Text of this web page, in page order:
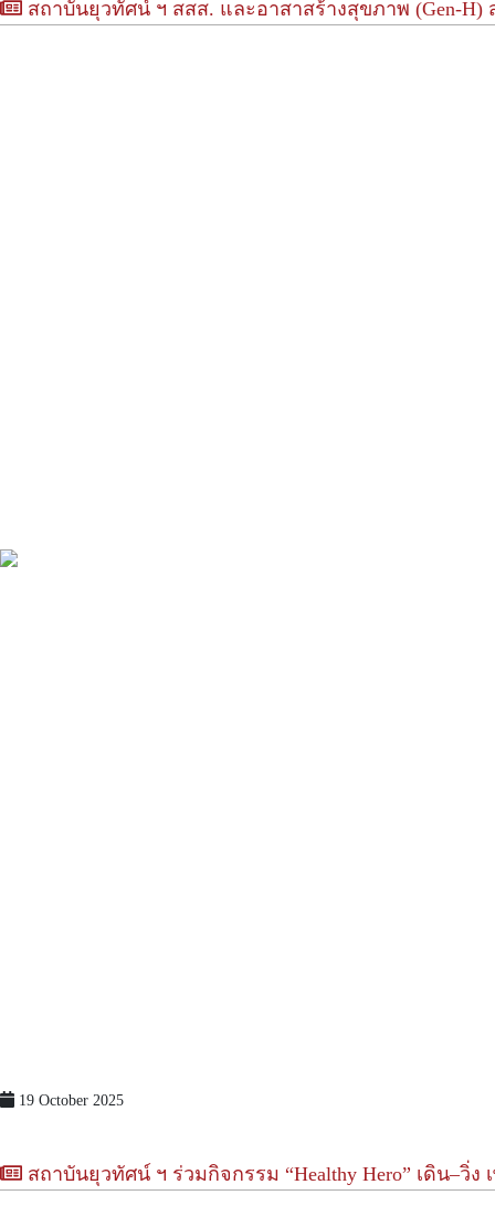
สถาบันยุวทัศน์ ฯ สสส. และอาสาสร้างสุขภาพ (Gen-
19 October 2025
สถาบันยุวทัศน์ ฯ ร่วมกิจกรรม “Healthy Hero” เดิน–